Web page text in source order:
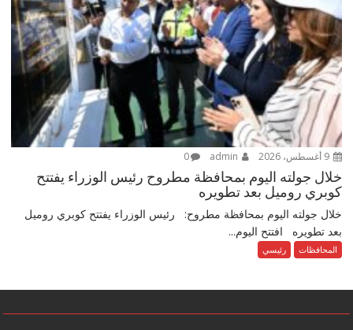
9 أغسطس، 2026 0
خلال جولته اليوم بمحافظة مطروح رئيس الوزراء يفتتح
كوبري روميل بعد تطويره
خلال جولته اليوم بمحافظة مطروح: رئيس الوزراء يفتتح كوبري روميل
بعد تطويره افتتح اليوم...
المحافظات رئيسي